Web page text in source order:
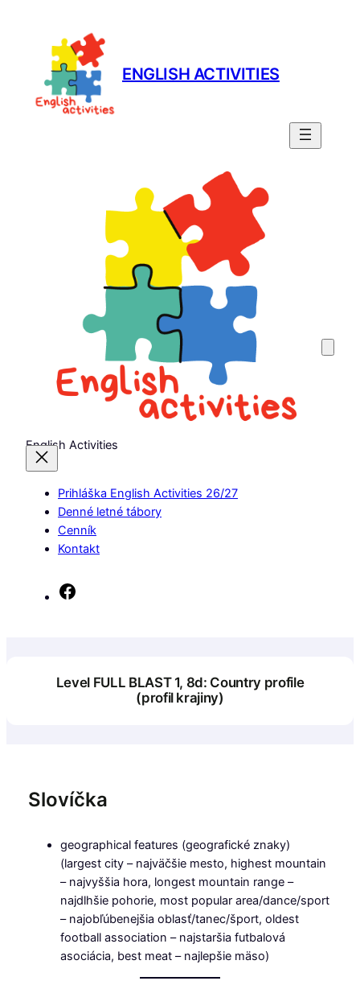
ENGLISH ACTIVITIES
English Activities
Prihláška English Activities 26/27
Denné letné tábory
Cenník
Kontakt
Level FULL BLAST 1, 8d: Country profile
(profil krajiny)
Slovíčka
geographical features (geografické znaky)
(largest city – najväčšie mesto, highest mountain
– najvyššia hora, longest mountain range –
najdlhšie pohorie, most popular area/dance/sport
– najobľúbenejšia oblasť/tanec/šport, oldest
football association – najstaršia futbalová
asociácia, best meat – najlepšie mäso)